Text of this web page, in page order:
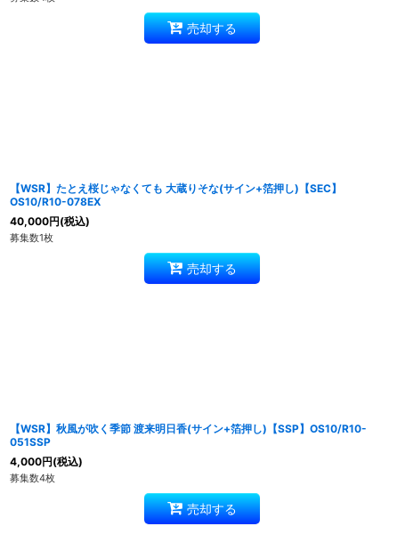
売却する
【WSR】たとえ桜じゃなくても 大蔵りそな(サイン+箔押し)【SEC】
OS10/R10-078EX
40,000円(税込)
募集数1枚
売却する
【WSR】秋風が吹く季節 渡来明日香(サイン+箔押し)【SSP】OS10/R10-
051SSP
4,000円(税込)
募集数4枚
売却する